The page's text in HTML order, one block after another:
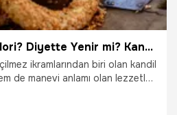
Kandil Simidi Kaç Kalori? Diyette Yenir mi? Kandil Simidi Nasıl Yapılır? Evde Kandil Simidi Tarifi ve Malzemeleri
ikramlarından biri olan kandil
de manevi anlamı olan lezzetler